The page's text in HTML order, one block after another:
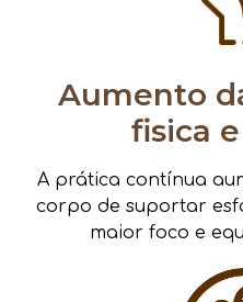
Aumento
fisica
A prática contínua
corpo de suportar
maior foco e